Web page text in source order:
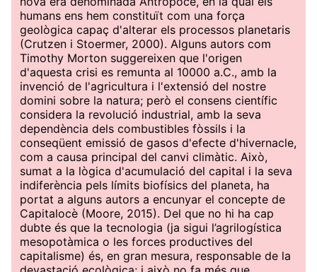
humans ens hem constituït com una força
geològica capaç d'alterar els processos planetaris
(Crutzen i Stoermer, 2000). Alguns autors com
Timothy Morton suggereixen que l'origen
d'aquesta crisi es remunta al 10000 a.C., amb la
invenció de l'agricultura i l'extensió del nostre
domini sobre la natura; però el consens científic
considera la revolució industrial, amb la seva
dependència dels combustibles fòssils i la
conseqüent emissió de gasos d'efecte d'hivernacle,
com a causa principal del canvi climàtic. Això,
sumat a la lògica d'acumulació del capital i la seva
indiferència pels límits biofísics del planeta, ha
portat a alguns autors a encunyar el concepte de
Capitalocè (Moore, 2015). Del que no hi ha cap
dubte és que la tecnologia (ja sigui l’agrilogística
mesopotàmica o les forces productives del
capitalisme) és, en gran mesura, responsable de la